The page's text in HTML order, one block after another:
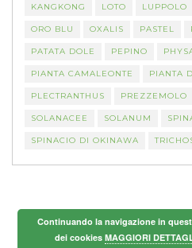
KANGKONG LOTO LUPPOLO
ORO BLU OXALIS PASTEL
PATATA DOLE PEPINO
PIANTA CAMALEONTE PIANTA
PLECTRANTHUS PREZZEMOLO
SOLANACEE SOLANUM
SPINACIO DI OKINAWA
Continuando la navigazione in
dei cookiesMAGGIORI